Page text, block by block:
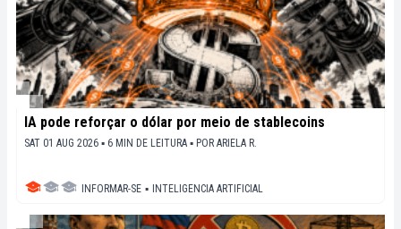
IA pode reforçar o dólar por meio de stablecoins
SAT 01 AUG 2026 ▪ 6 MIN DE LEITURA ▪ POR ARIELA R.
INFORMAR-SE ▪ INTELIGENCIA ARTIFICIAL